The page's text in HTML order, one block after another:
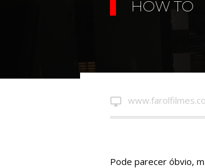
HOW TO
desktop_windows
Pode parecer óbvio,